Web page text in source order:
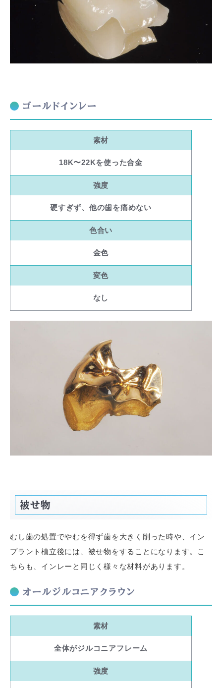
ゴールドインレー
素材
18K〜22Kを使った合金
強度
硬すぎず、他の歯を痛めない
色合い
金色
変色
なし
被せ物
むし歯の処置でやむを得ず歯を大きく削った時や、イン
プラント植立後には、被せ物をすることになります。こ
ちらも、インレーと同じく様々な材料があります。
オールジルコニアクラウン
素材
全体がジルコニアフレーム
強度